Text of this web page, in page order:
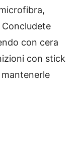
Concludete
con cera
con stick